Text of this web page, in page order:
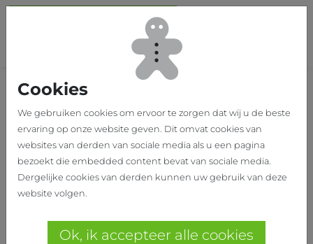
Home Onze realisaties L&V FASHION
L&V FASHION
Showroom voor beroepskledij
te Ingelmunster
Ontwerp: Helbig
Cookies
We gebruiken cookies om ervoor te zorgen dat wij u de beste
ervaring op onze website geven. Dit omvat cookies van
websites van derden van sociale media als u een pagina
bezoekt die embedded content bevat van sociale media.
Dergelijke cookies van derden kunnen uw gebruik van deze
website volgen.
Ok, ik accepteer alle cookies